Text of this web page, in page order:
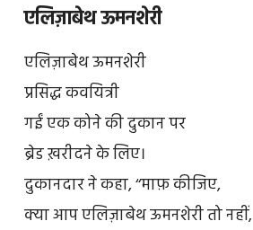
एलिज़ाबेथ ऊमनशेरी
एलिज़ाबेथ ऊमनशेरी
प्रसिद्ध कवयित्री
गईं एक कोने की दुकान पर
ब्रेड ख़रीदने के लिए।
दुकानदार ने कहा, ‘‘माफ़ कीजिए,
क्या आप एलिज़ाबेथ ऊमनशेरी तो नहीं,